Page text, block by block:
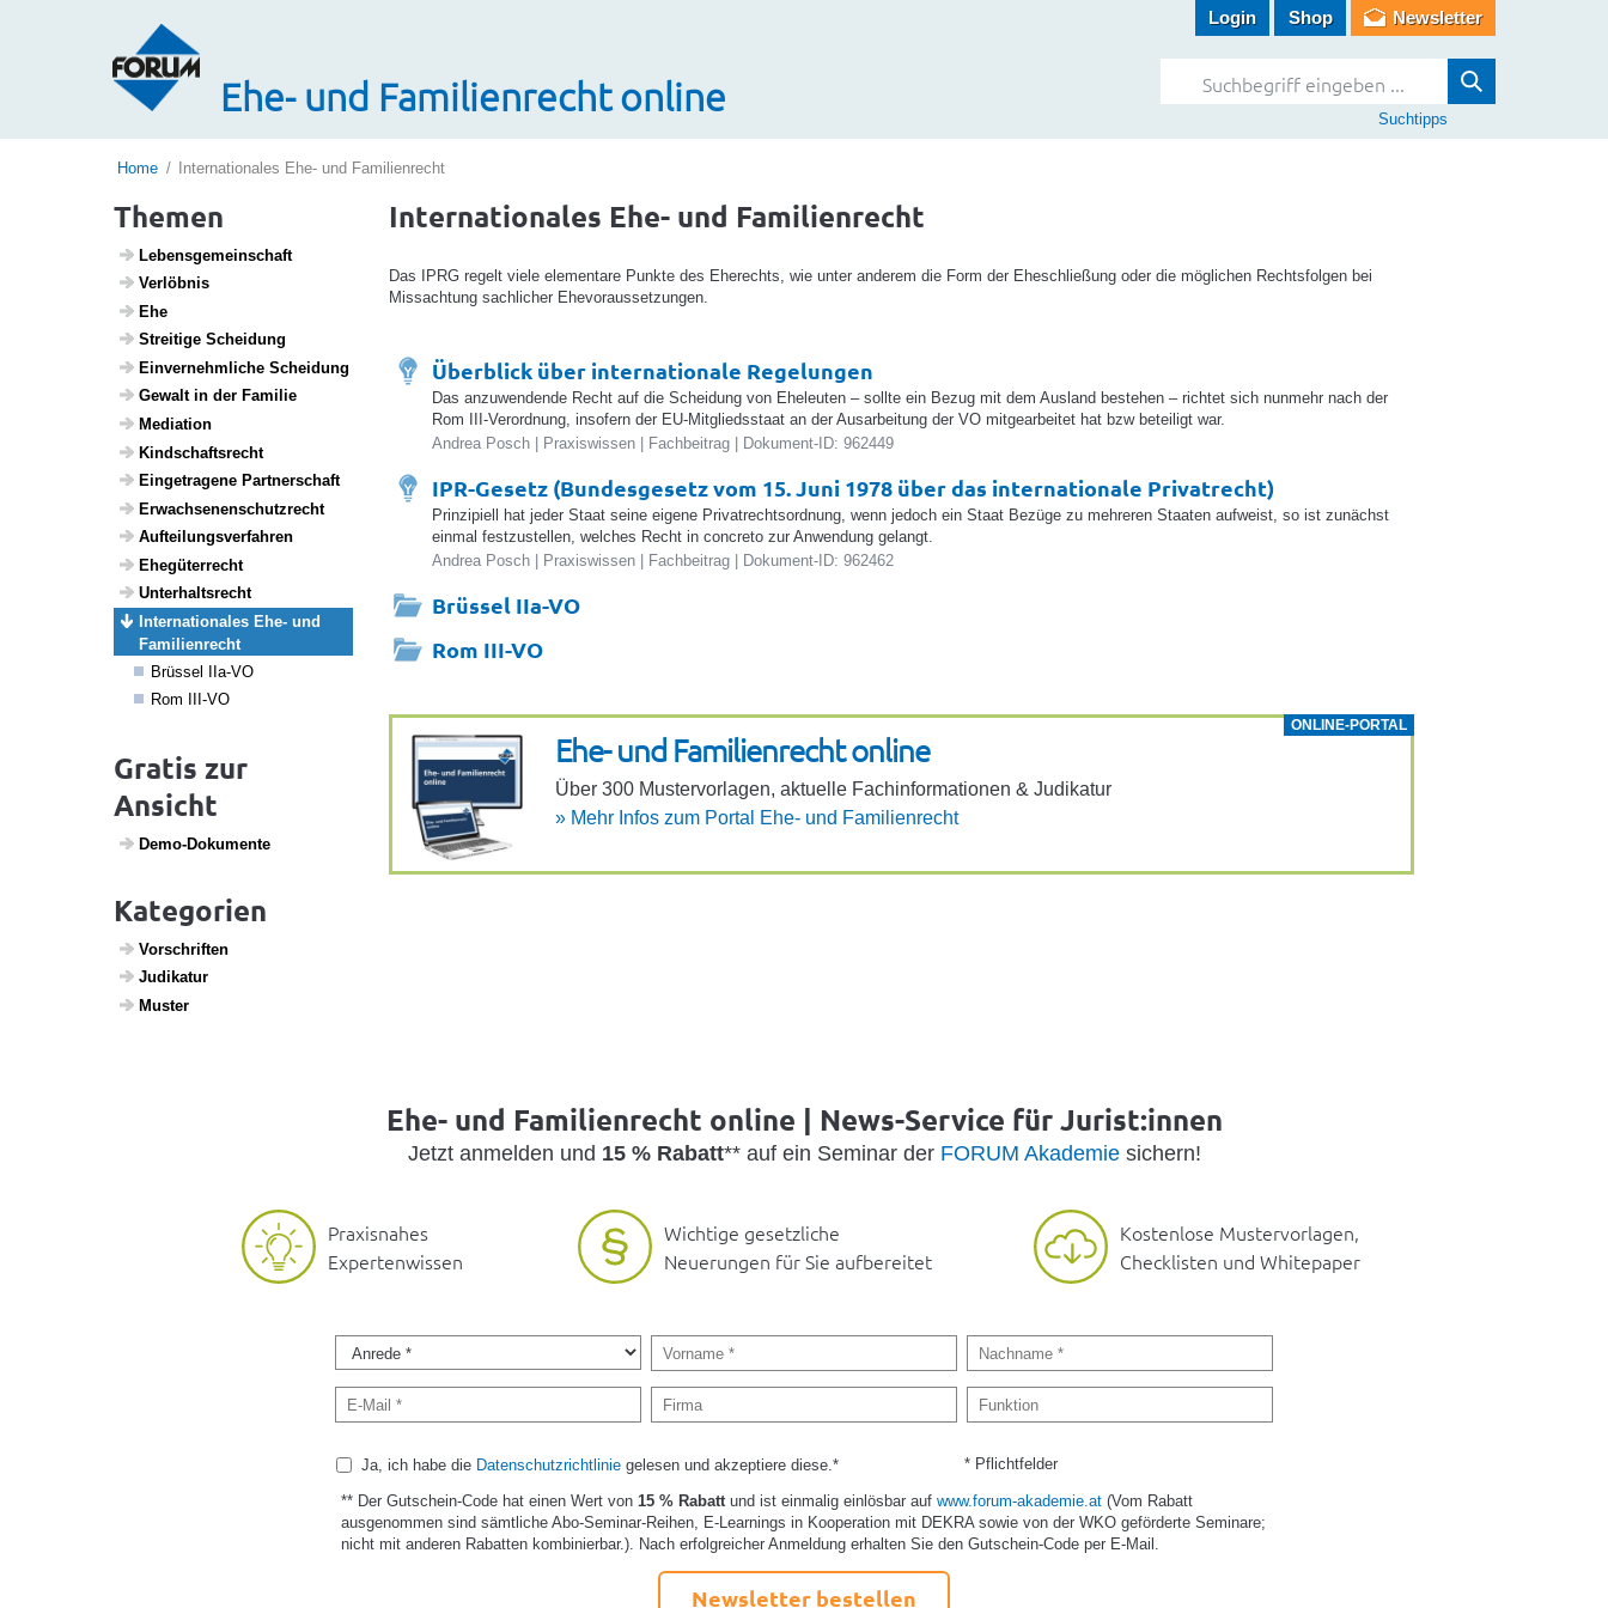
Ehe- und Familienrecht online
Login Shop Newsletter
Suchtipps
Home Internationales Ehe- und Familienrecht
Themen
Lebens­ge­mein­schaft
Verlöbnis
Ehe
Strei­tige Schei­dung
Einver­nehm­liche Schei­dung
Gewalt in der Familie
Media­tion
Kind­s­chafts­recht
Einge­tra­gene Part­ner­schaft
Erwach­se­nen­schutz­recht
Auftei­lungs­ver­fahren
Ehegü­ter­recht
Unter­halts­recht
Inter­na­ti­o­nales Ehe- und
Fami­li­en­recht
Brüssel IIa-VO
Rom III-VO
Gratis zur
Ansicht
Demo-Doku­mente
Kategorien
Vorschriften
Judi­katur
Muster
Internationales Ehe- und Familienrecht
Das IPRG regelt viele elementare Punkte des Eherechts, wie unter anderem die Form der Eheschließung oder die möglichen Rechtsfolgen bei
Missachtung sachlicher Ehevoraussetzungen.
Überblick über internationale Regelungen
Das anzuwendende Recht auf die Scheidung von Eheleuten – sollte ein Bezug mit dem Ausland bestehen – richtet sich nunmehr nach der
Rom III-Verordnung, insofern der EU-Mitgliedsstaat an der Ausarbeitung der VO mitgearbeitet hat bzw beteiligt war.
Andrea Posch | Praxiswissen | Fachbeitrag | Dokument-ID: 962449
IPR-Gesetz (Bundesgesetz vom 15. Juni 1978 über das internationale Privatrecht)
Prinzipiell hat jeder Staat seine eigene Privatrechtsordnung, wenn jedoch ein Staat Bezüge zu mehreren Staaten aufweist, so ist zunächst
einmal festzustellen, welches Recht in concreto zur Anwendung gelangt.
Andrea Posch | Praxiswissen | Fachbeitrag | Dokument-ID: 962462
Brüssel IIa-VO
Rom III-VO
ONLINE-PORTAL
Ehe- und Fami­li­en­recht online
Über 300 Muster­vor­lagen, aktu­elle Fach­in­for­ma­ti­onen & Judi­katur
» Mehr Infos zum Portal Ehe- und Fami­li­en­recht
Ehe- und Familienrecht online | News-Service für Jurist:innen
Jetzt anmelden und 15 % Rabatt** auf ein Seminar der FORUM Akademiesichern!
Praxisnahes
Expertenwissen
Wichtige gesetzliche
Neuerungen für Sie aufbereitet
Kostenlose Mustervorlagen,
Checklisten und Whitepaper
Ja, ich habe die Datenschutzrichtliniegelesen und akzeptiere diese.* * Pflichtfelder
** Der Gutschein-Code hat einen Wert von 15 % Rabattund ist einmalig einlösbar aufwww.forum-akademie.at (Vom Rabatt
ausgenommen sind sämtliche Abo-Seminar-Reihen, E-Learnings in Kooperation mit DEKRA sowie von der WKO geförderte Seminare;
nicht mit anderen Rabatten kombinierbar.). Nach erfolgreicher Anmeldung erhalten Sie den Gutschein-Code per E-Mail.
Newsletter bestellen